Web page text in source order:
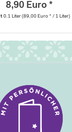
8,90 Euro *
0.1 Liter(89,00 Euro * / 1 Liter)